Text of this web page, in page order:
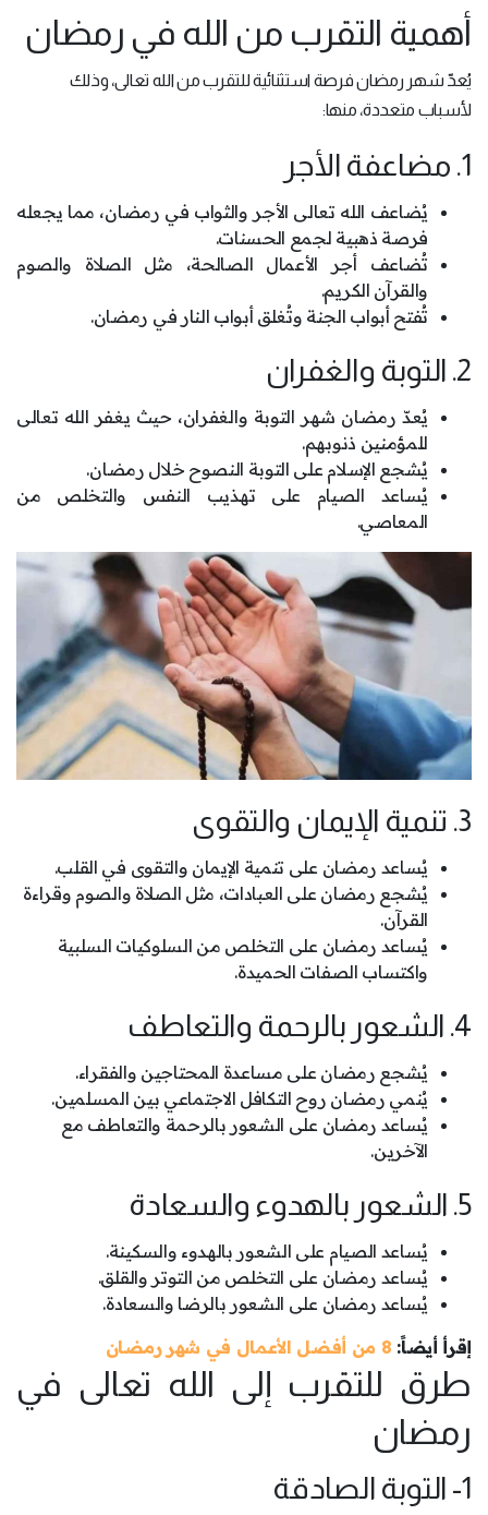
أهمية التقرب من الله في رمضان
يُعدّ شهر رمضان فرصة استثنائية للتقرب من الله تعالى، وذلك
لأسباب متعددة، منها:
1. مضاعفة الأجر
يُضاعف الله تعالى الأجر والثواب في رمضان، مما يجعله
فرصة ذهبية لجمع الحسنات.
تُضاعف أجر الأعمال الصالحة، مثل الصلاة والصوم
والقرآن الكريم.
تُفتح أبواب الجنة وتُغلق أبواب النار في رمضان.
2. التوبة والغفران
يُعدّ رمضان شهر التوبة والغفران، حيث يغفر الله تعالى
للمؤمنين ذنوبهم.
يُشجع الإسلام على التوبة النصوح خلال رمضان.
يُساعد الصيام على تهذيب النفس والتخلص من
المعاصي.
3. تنمية الإيمان والتقوى
يُساعد رمضان على تنمية الإيمان والتقوى في القلب.
يُشجع رمضان على العبادات، مثل الصلاة والصوم وقراءة
القرآن.
يُساعد رمضان على التخلص من السلوكيات السلبية
واكتساب الصفات الحميدة.
4. الشعور بالرحمة والتعاطف
يُشجع رمضان على مساعدة المحتاجين والفقراء.
يُنمي رمضان روح التكافل الاجتماعي بين المسلمين.
يُساعد رمضان على الشعور بالرحمة والتعاطف مع
الآخرين.
5. الشعور بالهدوء والسعادة
يُساعد الصيام على الشعور بالهدوء والسكينة.
يُساعد رمضان على التخلص من التوتر والقلق.
يُساعد رمضان على الشعور بالرضا والسعادة.
إقرأ أيضاً: 8 من أفضل الأعمال في شهر رمضان
طرق للتقرب إلى الله تعالى في
رمضان
1- التوبة الصادقة